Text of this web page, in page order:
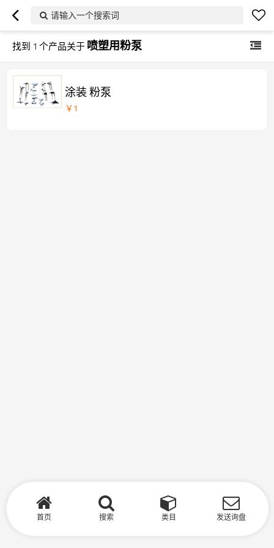
请输入一个搜索词
找到 1 个产品关于喷塑用粉泵
涂装 粉泵
￥1
首页 搜索 类目 发送询盘